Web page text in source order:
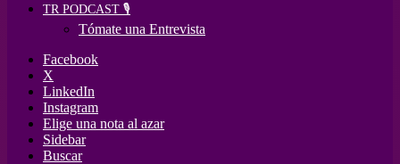
TR PODCAST 🎙️
Tómate una Entrevista
Facebook
X
LinkedIn
Instagram
Elige una nota al azar
Sidebar
Buscar